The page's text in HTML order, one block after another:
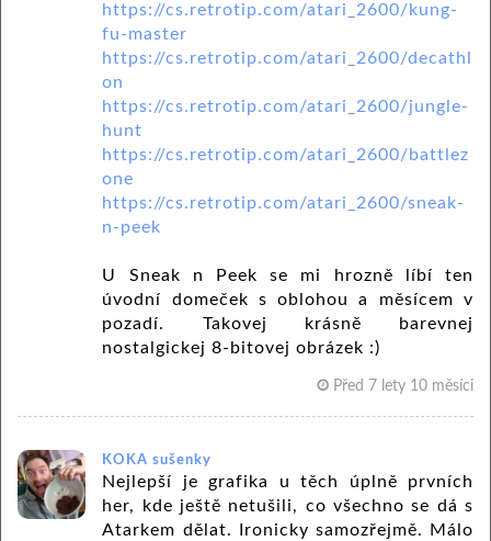
https://cs.retrotip.com/atari_2600/kung-
fu-master
https://cs.retrotip.com/atari_2600/decathl
on
https://cs.retrotip.com/atari_2600/jungle-
hunt
https://cs.retrotip.com/atari_2600/battlez
one
https://cs.retrotip.com/atari_2600/sneak-
n-peek
U Sneak n Peek se mi hrozně líbí ten
úvodní domeček s oblohou a měsícem v
pozadí. Takovej krásně barevnej
nostalgickej 8-bitovej obrázek :)
Před 7 lety 10 měsíci
KOKA sušenky
Nejlepší je grafika u těch úplně prvních
her, kde ještě netušili, co všechno se dá s
Atarkem dělat. Ironicky samozřejmě. Málo